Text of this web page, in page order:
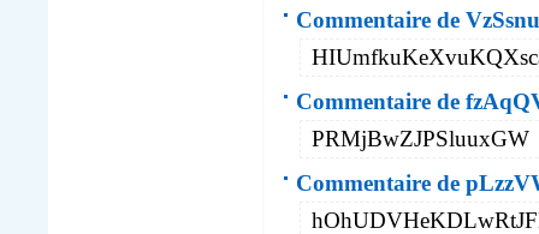
Commentaire de
Commentaire de
PRMjBwZJPSluuxGW
Commentaire de